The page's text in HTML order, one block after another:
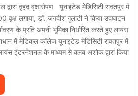
वृहद वृक्षारोपण यूनाइटेड मेडिसिटी रावतपुर में
लगाया, डॉ. जगदीश गुलाटी ने किया उदघाटन
के प्रति अपनी भूमिका निर्धारित करते हुए लायंस
में मेडिकल कॉलेज यूनाइटेड मेडिसिटी रावतपुर में
इंटरनेशनल के माध्यम से क्लब अशोक द्वारा किया